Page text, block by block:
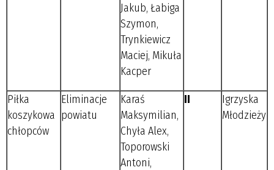
Jakub, Łabiga
Szymon,
Trynkiewicz
Maciej, Mikuła
Kacper
Piłka
koszykowa
chłopców
Eliminacje
powiatu
Karaś
Maksymilian,
Chyła Alex,
Toporowski
Antoni,
II
Igrzyska
Młodzieży